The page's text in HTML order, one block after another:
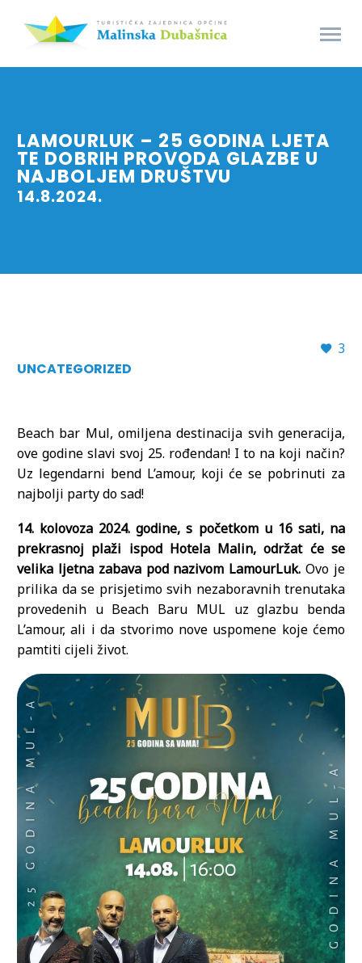
LAMOURLUK – 25 GODINA LJETA
TE DOBRIH PROVODA GLAZBE U
NAJBOLJEM DRUŠTVU
14.8.2024.
3
UNCATEGORIZED
Beach bar Mul, omiljena destinacija svih generacija,
ove godine slavi svoj 25. rođendan! I to na koji način?
Uz legendarni bend L’amour, koji će se pobrinuti za
najbolji party do sad!
14. kolovoza 2024. godine, s početkom u 16 sati, na
prekrasnoj plaži ispod Hotela Malin, održat će se
velika ljetna zabava pod nazivom LamourLuk. Ovo je
prilika da se prisjetimo svih nezaboravnih trenutaka
provedenih u Beach Baru MUL uz glazbu benda
L’amour, ali i da stvorimo nove uspomene koje ćemo
pamtiti cijeli život.